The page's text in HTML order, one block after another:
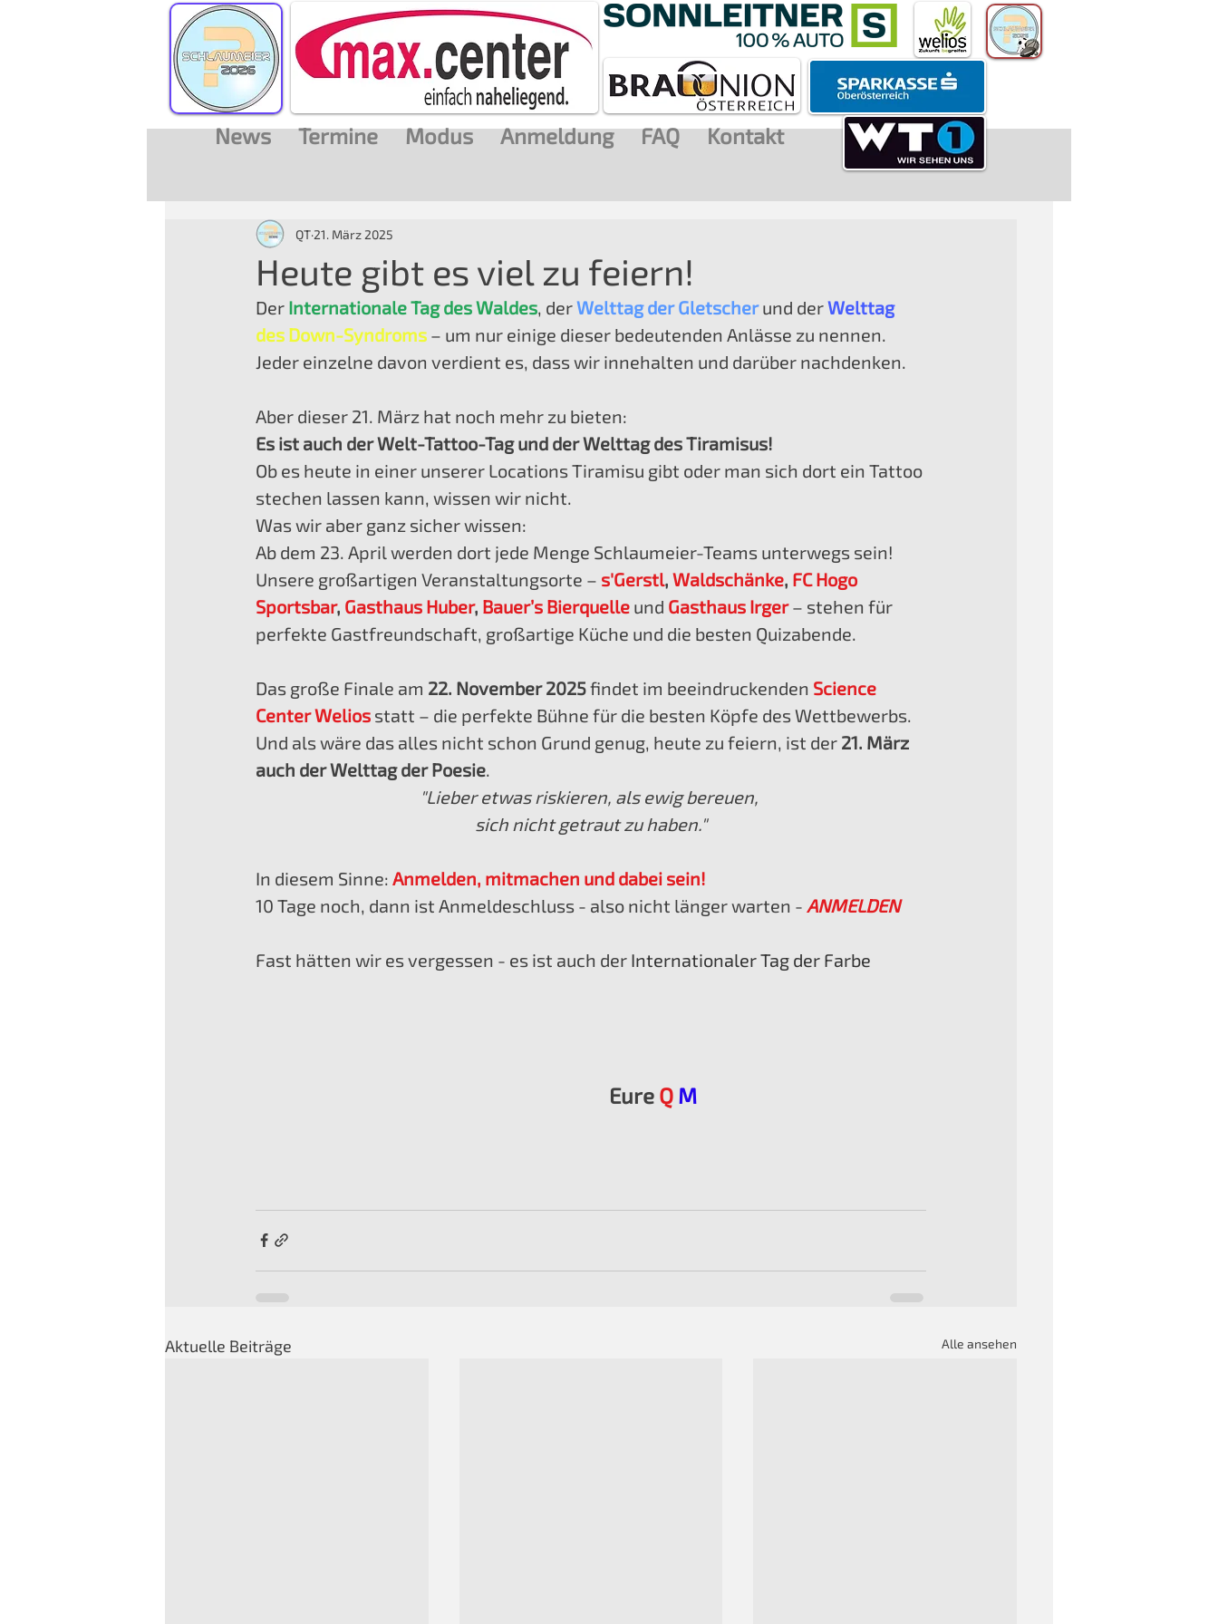
News Termine Modus Anmeldung FAQ Kontakt
Heute gibt es viel zu feiern!
QT 21. März 2025
Der Internationale Tag des Waldes, der Welttag der Gletscher und der Welttag
des Down-Syndroms – um nur einige dieser bedeutenden Anlässe zu nennen.
Jeder einzelne davon verdient es, dass wir innehalten und darüber nachdenken.
Aber dieser 21. März hat noch mehr zu bieten:
Es ist auch der Welt-Tattoo-Tag und der Welttag des Tiramisus!
Ob es heute in einer unserer Locations Tiramisu gibt oder man sich dort ein Tattoo
stechen lassen kann, wissen wir nicht.
Was wir aber ganz sicher wissen:
Ab dem 23. April werden dort jede Menge Schlaumeier-Teams unterwegs sein!
Unsere großartigen Veranstaltungsorte – s'Gerstl, Waldschänke, FC Hogo
Sportsbar, Gasthaus Huber, Bauer’s Bierquelle und Gasthaus Irger – stehen für
perfekte Gastfreundschaft, großartige Küche und die besten Quizabende.
Das große Finale am 22. November 2025 findet im beeindruckenden Science
Center Welios statt – die perfekte Bühne für die besten Köpfe des Wettbewerbs.
Und als wäre das alles nicht schon Grund genug, heute zu feiern, ist der 21. März
auch der Welttag der Poesie.
"Lieber etwas riskieren, als ewig bereuen,
sich nicht getraut zu haben."
In diesem Sinne: Anmelden, mitmachen und dabei sein!
10 Tage noch, dann ist Anmeldeschluss - also nicht länger warten - ANMELDEN
Fast hätten wir es vergessen - es ist auch der Internationaler Tag der Farbe
Eure Q M
Aktuelle Beiträge Alle ansehen